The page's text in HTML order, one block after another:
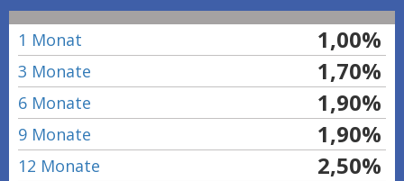
1 Monat 1,00%
3 Monate 1,70%
6 Monate 1,90%
9 Monate 1,90%
12 Monate 2,50%